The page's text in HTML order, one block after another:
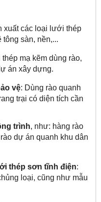
xuất các loại lưới thép
tông sàn, nền,...
mạ kẽm dùng rào,
án xây dựng.
vệ: Dùng rào quanh
trại có diện tích cần
trình, như: hàng rào
dự án quanh khu dân
thép sơn tĩnh điện:
loại, cũng như mẫu